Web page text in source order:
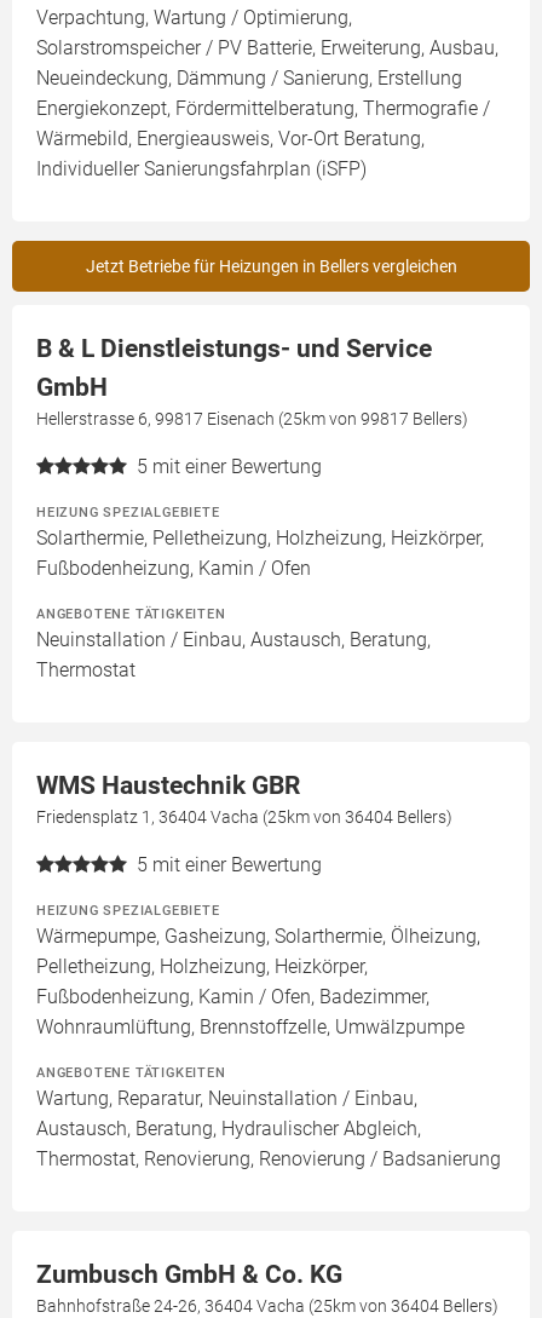
Verpachtung, Wartung / Optimierung,
Solarstromspeicher / PV Batterie, Erweiterung, Ausbau,
Neueindeckung, Dämmung / Sanierung, Erstellung
Energiekonzept, Fördermittelberatung, Thermografie /
Wärmebild, Energieausweis, Vor-Ort Beratung,
Individueller Sanierungsfahrplan (iSFP)
Jetzt Betriebe für Heizungen in Bellers vergleichen
B & L Dienstleistungs- und Service
GmbH
Hellerstrasse 6, 99817 Eisenach (25km von 99817 Bellers)
5 mit einer Bewertung
HEIZUNG SPEZIALGEBIETE
Solarthermie, Pelletheizung, Holzheizung, Heizkörper,
Fußbodenheizung, Kamin / Ofen
ANGEBOTENE TÄTIGKEITEN
Neuinstallation / Einbau, Austausch, Beratung,
Thermostat
WMS Haustechnik GBR
Friedensplatz 1, 36404 Vacha (25km von 36404 Bellers)
5 mit einer Bewertung
HEIZUNG SPEZIALGEBIETE
Wärmepumpe, Gasheizung, Solarthermie, Ölheizung,
Pelletheizung, Holzheizung, Heizkörper,
Fußbodenheizung, Kamin / Ofen, Badezimmer,
Wohnraumlüftung, Brennstoffzelle, Umwälzpumpe
ANGEBOTENE TÄTIGKEITEN
Wartung, Reparatur, Neuinstallation / Einbau,
Austausch, Beratung, Hydraulischer Abgleich,
Thermostat, Renovierung, Renovierung / Badsanierung
Zumbusch GmbH & Co. KG
Bahnhofstraße 24-26, 36404 Vacha (25km von 36404 Bellers)